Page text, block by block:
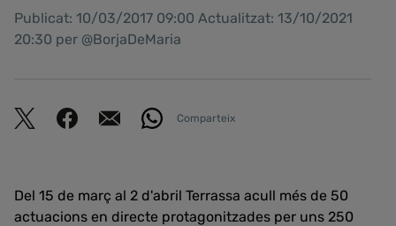
Publicat: 10/03/2017 09:00 Actualitzat: 13/10/2021
20:30 per @BorjaDeMaria
Comparteix
Del 15 de març al 2 d'abril Terrassa acull més de 50
actuacions en directe protagonitzades per uns 250